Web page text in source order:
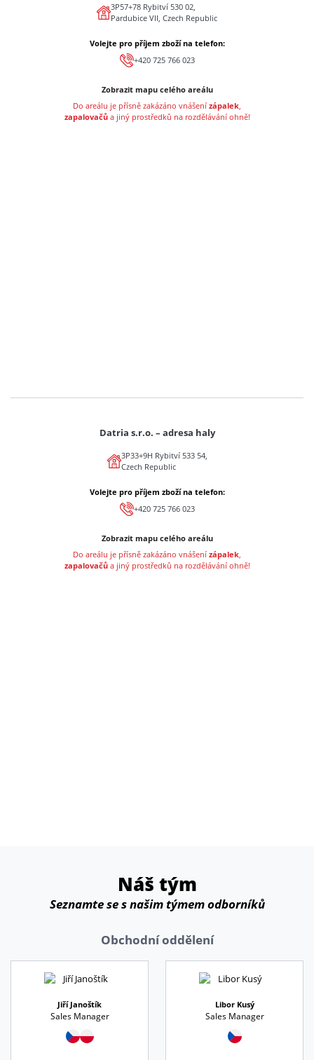
3P57+78 Rybitví 530 02,
Pardubice VII, Czech Republic
Volejte pro příjem zboží na telefon:
+420 725 766 023
Zobrazit mapu celého areálu
Do areálu je přísně zakázáno vnášení zápalek
zapalovačůa jiný prostředků na rozdělávání ohně!
Datria s.r.o. – adresa haly
3P33+9H Rybitví 533 54,
Czech Republic
Volejte pro příjem zboží na telefon:
+420 725 766 023
Zobrazit mapu celého areálu
Do areálu je přísně zakázáno vnášení zápalek
zapalovačůa jiný prostředků na rozdělávání ohně!
Náš tým
Seznamte se s našim týmem odborníků
Obchodní oddělení
Jiří Janoštík
Sales Manager
Libor Kusý
Sales Manager